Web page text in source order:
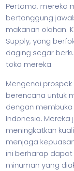
Pertama, mereka
bertanggung
makanan olahan.
Supply, yang
daging segar
toko mereka.
Mengenai prospek
berencana untuk
dengan membuka
Indonesia.
meningkatkan
menjaga
ini berharap
minuman yang